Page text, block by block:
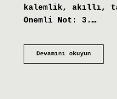
kalemlik, akıllı,
Önemli Not: 3.…
Devamını okuyunBulunma